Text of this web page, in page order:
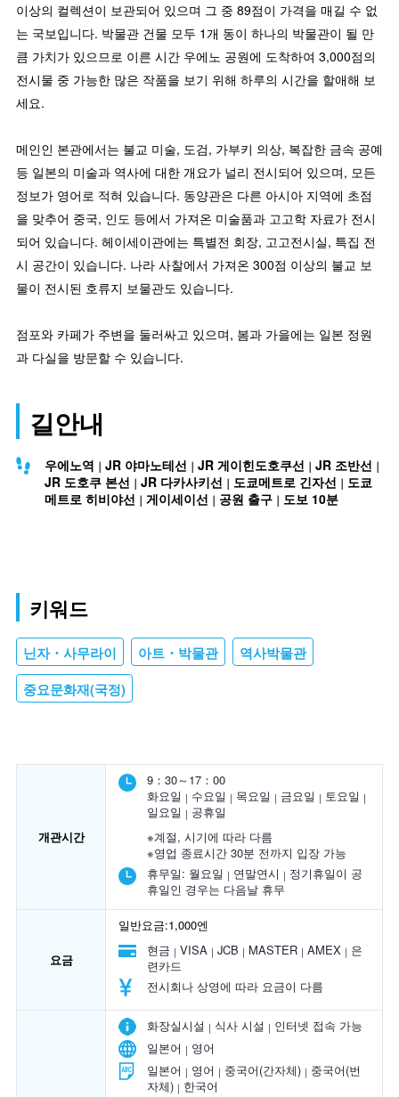
이상의 컬렉션이 보관되어 있으며 그 중 89점이 가격을 매길 수 없
는 국보입니다. 박물관 건물 모두 1개 동이 하나의 박물관이 될 만
큼 가치가 있으므로 이른 시간 우에노 공원에 도착하여 3,000점의
전시물 중 가능한 많은 작품을 보기 위해 하루의 시간을 할애해 보
세요.
메인인 본관에서는 불교 미술, 도검, 가부키 의상, 복잡한 금속 공예
등 일본의 미술과 역사에 대한 개요가 널리 전시되어 있으며, 모든
정보가 영어로 적혀 있습니다. 동양관은 다른 아시아 지역에 초점
을 맞추어 중국, 인도 등에서 가져온 미술품과 고고학 자료가 전시
되어 있습니다. 헤이세이관에는 특별전 회장, 고고전시실, 특집 전
시 공간이 있습니다. 나라 사찰에서 가져온 300점 이상의 불교 보
물이 전시된 호류지 보물관도 있습니다.
점포와 카페가 주변을 둘러싸고 있으며, 봄과 가을에는 일본 정원
과 다실을 방문할 수 있습니다.
길안내
우에노역 JR 야마노테선 JR 게이힌도호쿠선
JR 조반선
JR 도호쿠 본선
JR 다카사키선 도쿄메트로 긴자선
도쿄
메트로 히비야선
게이세이선 공원 출구 도보 10분
키워드
닌자・사무라이 아트・박물관 역사박물관
중요문화재(국정)
개관시간
9：30～17：00
화요일
수요일 목요일 금요일
토요일
일요일
공휴일
※계절, 시기에 따라 다름
※영업 종료시간 30분 전까지 입장 가능
휴무일: 월요일 연말연시
정기휴일이 공
휴일인 경우는 다음날 휴무
요금
일반요금:1,000엔
현금
VISA JCB MASTER AMEX
은
련카드
전시회나 상영에 따라 요금이 다름
화장실시설 식사 시설
인터넷 접속 가능
일본어
영어
일본어
영어 중국어(간자체)
중국어(번
자체)
한국어